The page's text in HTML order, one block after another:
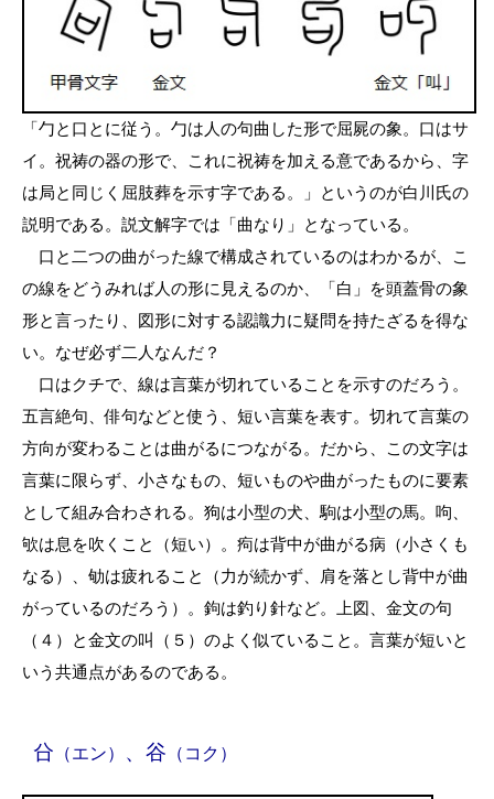
「勹と口とに従う。勹は人の句曲した形で屈屍の象。口はサ
イ。祝祷の器の形で、これに祝祷を加える意であるから、字
は局と同じく屈肢葬を示す字である。」というのが白川氏の
説明である。説文解字では「曲なり」となっている。
口と二つの曲がった線で構成されているのはわかるが、こ
の線をどうみれば人の形に見えるのか、「白」を頭蓋骨の象
形と言ったり、図形に対する認識力に疑問を持たざるを得な
い。なぜ必ず二人なんだ？
口はクチで、線は言葉が切れていることを示すのだろう。
五言絶句、俳句などと使う、短い言葉を表す。切れて言葉の
方向が変わることは曲がるにつながる。だから、この文字は
言葉に限らず、小さなもの、短いものや曲がったものに要素
として組み合わされる。狗は小型の犬、駒は小型の馬。呴、
欨は息を吹くこと（短い）。痀は背中が曲がる病（小さくも
なる）、劬は疲れること（力が続かず、肩を落とし背中が曲
がっているのだろう）。鉤は釣り針など。上図、金文の句
（４）と金文の叫（５）のよく似ていること。言葉が短いと
いう共通点があるのである。
㕣 （エン） 、谷 （コク）